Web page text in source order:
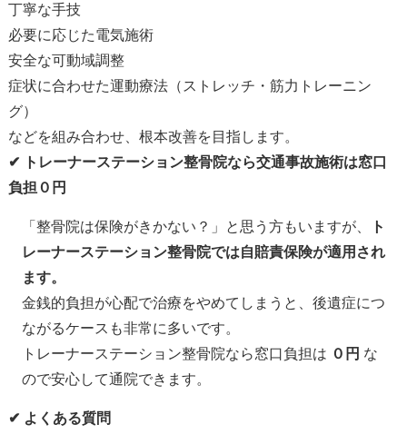
丁寧な手技
必要に応じた電気施術
安全な可動域調整
症状に合わせた運動療法（ストレッチ・筋力トレーニン
グ）
などを組み合わせ、根本改善を目指します。
✔ トレーナーステーション整骨院なら交通事故施術は窓口
負担０円
「整骨院は保険がきかない？」と思う方もいますが、
ト
レーナーステーション整骨院では自賠責保険が適用され
ます。
金銭的負担が心配で治療をやめてしまうと、後遺症につ
ながるケースも非常に多いです。
トレーナーステーション整骨院なら窓口負担は ０円 な
ので安心して通院できます。
✔ よくある質問